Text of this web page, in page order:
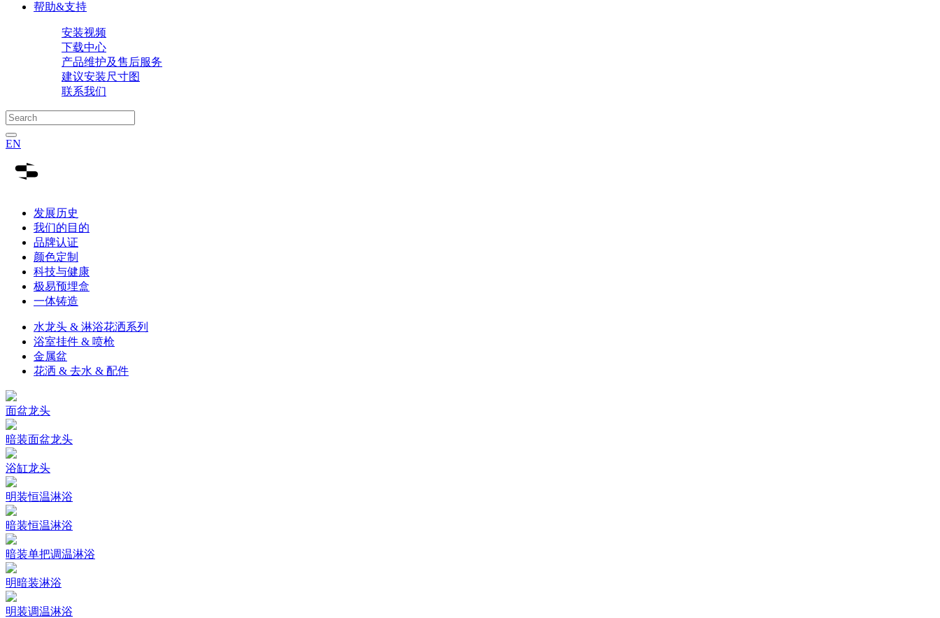
帮助&支持
安装视频
下载中心
产品维护及售后服务
建议安装尺寸图
联系我们
EN
发展历史
我们的目的
品牌认证
颜色定制
科技与健康
极易预埋盒
一体铸造
水龙头 & 淋浴花洒系列
浴室挂件 & 喷枪
金属盆
花洒 & 去水 & 配件
面盆龙头
暗装面盆龙头
浴缸龙头
明装恒温淋浴
暗装恒温淋浴
暗装单把调温淋浴
明暗装淋浴
明装调温淋浴